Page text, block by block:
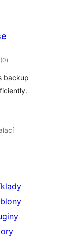
(0celkové
hodnocení
)
backup